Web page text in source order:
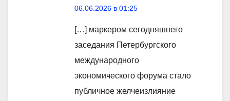
06.06.2026 в 01:25
[…] маркером сегодняшнего
заседания Петербургского
международного
экономического форума стало
публичное желчеизлияние